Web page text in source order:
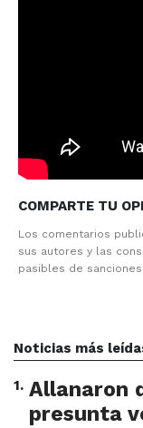
COMPARTE TU
Los comentarios
sus autores y las
pasibles de
Noticias más
1. Allanaron
presunta